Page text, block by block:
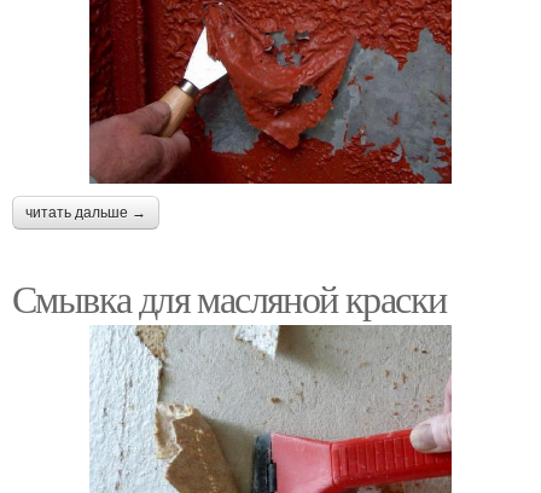
читать дальше →
Смывка для масляной краски